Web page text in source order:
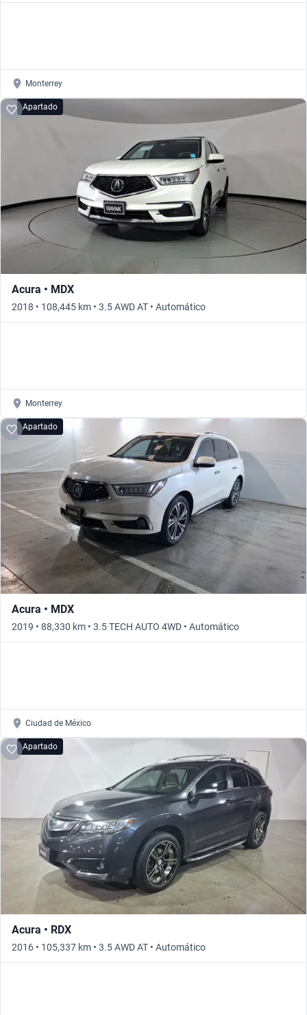
Monterrey
Apartado
Acura • MDX
2018 • 108,445 km • 3.5 AWD AT • Automático
Monterrey
Apartado
Acura • MDX
2019 • 88,330 km • 3.5 TECH AUTO 4WD • Automático
Ciudad de México
Apartado
Acura • RDX
2016 • 105,337 km • 3.5 AWD AT • Automático